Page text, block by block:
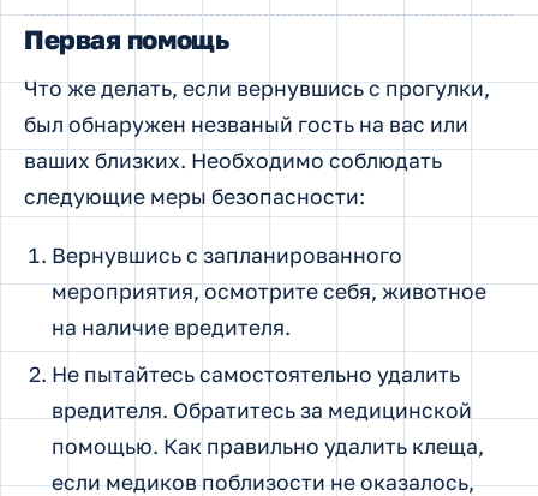
Первая помощь
Что же делать, если вернувшись с прогулки,
был обнаружен незваный гость на вас или
ваших близких. Необходимо соблюдать
следующие меры безопасности:
Вернувшись с запланированного
мероприятия, осмотрите себя, животное
на наличие вредителя.
Не пытайтесь самостоятельно удалить
вредителя. Обратитесь за медицинской
помощью. Как правильно удалить клеща,
если медиков поблизости не оказалось,